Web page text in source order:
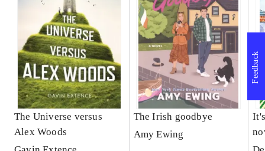
The Universe versus
Alex Woods
The Irish goodbye
Amy Ewing
Feedback